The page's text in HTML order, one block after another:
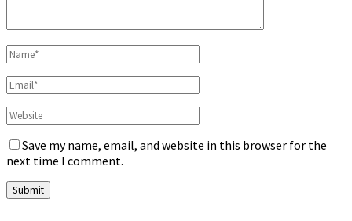
Save my name, email, and website in this browser for the
next time I comment.